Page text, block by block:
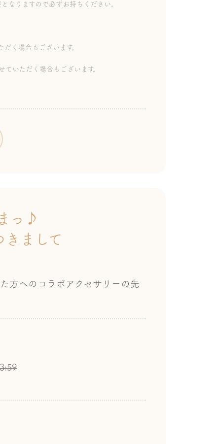
なりますので必ずお持ちください。
く場合もございます。
いただく場合もございます。
っ♪
まして
方へのコラボアクセサリーの先